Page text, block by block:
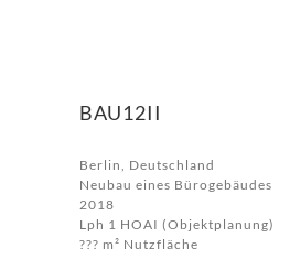
BAU12II
Berlin, Deutschland
Neubau eines Bürogebäudes
2018
Lph 1 HOAI (Objektplanung)
??? m² Nutzfläche